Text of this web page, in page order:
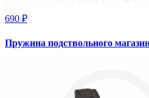
690 ₽
Пружина подствольного